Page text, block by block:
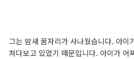
그는 밤새 꿈자리가 사나웠습니다. 아이
쳐다보고 있었기 때문입니다. 아이가 어